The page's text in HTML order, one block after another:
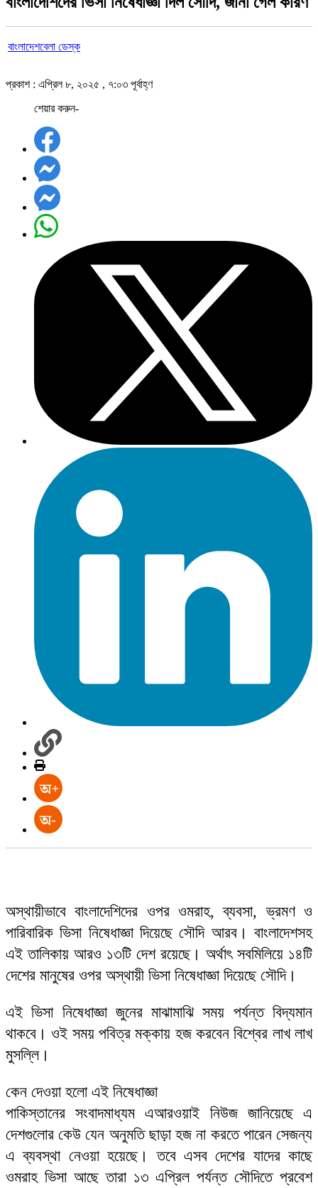
বাংলাদেশবেলা ডেস্ক
প্রকাশ : এপ্রিল ৮, ২০২৫ , ৭:০৩ পূর্বাহ্ণ
শেয়ার করুন-
অস্থায়ীভাবে বাংলাদেশিদের ওপর ওমরাহ, ব্যবসা, ভ্রমণ ও
পারিবারিক ভিসা নিষেধাজ্ঞা দিয়েছে সৌদি আরব। বাংলাদেশসহ
এই তালিকায় আরও ১৩টি দেশ রয়েছে। অর্থাৎ সবমিলিয়ে ১৪টি
দেশের মানুষের ওপর অস্থায়ী ভিসা নিষেধাজ্ঞা দিয়েছে সৌদি।
এই ভিসা নিষেধাজ্ঞা জুনের মাঝামাঝি সময় পর্যন্ত বিদ্যমান
থাকবে। ওই সময় পবিত্র মক্কায় হজ করবেন বিশ্বের লাখ লাখ
মুসল্লি।
কেন দেওয়া হলো এই নিষেধাজ্ঞা
পাকিস্তানের সংবাদমাধ্যম এআরওয়াই নিউজ জানিয়েছে এ
দেশগুলোর কেউ যেন অনুমতি ছাড়া হজ না করতে পারেন সেজন্য
এ ব্যবস্থা নেওয়া হয়েছে। তবে এসব দেশের যাদের কাছে
ওমরাহ ভিসা আছে তারা ১৩ এপ্রিল পর্যন্ত সৌদিতে প্রবেশ